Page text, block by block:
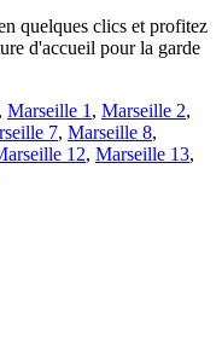
quelques clics et profitez
d'accueil pour la garde
, Marseille 1 , Marseille 2,
7, Marseille 8,
12, Marseille 13,